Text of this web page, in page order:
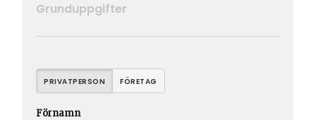
Grunduppgifter
PRIVATPERSON FÖRETAG
Förnamn